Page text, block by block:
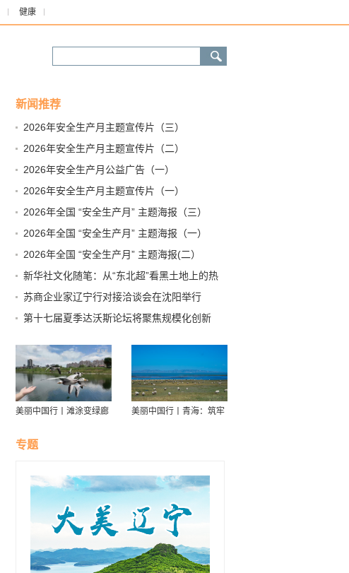
健康
新闻推荐
2026年安全生产月主题宣传片（三）
2026年安全生产月主题宣传片（二）
2026年安全生产月公益广告（一）
2026年安全生产月主题宣传片（一）
2026年全国 “安全生产月” 主题海报（三）
2026年全国 “安全生产月” 主题海报（一）
2026年全国 “安全生产月” 主题海报(二）
新华社文化随笔：从“东北超”看黑土地上的热
血奔涌
苏商企业家辽宁行对接洽谈会在沈阳举行
第十七届夏季达沃斯论坛将聚焦规模化创新
美丽中国行丨滩涂变绿廊
生态走廊
美丽中国行丨青海：筑牢
专题